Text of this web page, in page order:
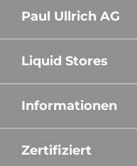
Paul Ullrich AG
Liquid Stores
Informationen
Zertifiziert